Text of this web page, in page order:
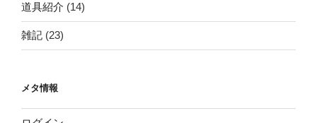
道具紹介 (14)
雑記 (23)
メタ情報